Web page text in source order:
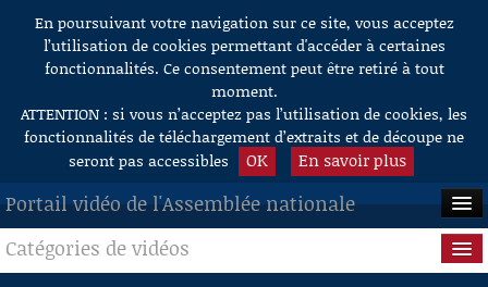
Aller au contenu
En poursuivant votre navigation sur ce site, vous acceptez
l’utilisation de cookies permettant d'accéder à certaines
fonctionnalités. Ce consentement peut être retiré à tout
moment.
ATTENTION : si vous n’acceptez pas l’utilisation de cookies, les
fonctionnalités de téléchargement d’extraits et de découpe ne
seront pas accessibles
OK En savoir plus
Portail vidéo de l'Assemblée nationale
ACCUEIL
Catégories de vidéos